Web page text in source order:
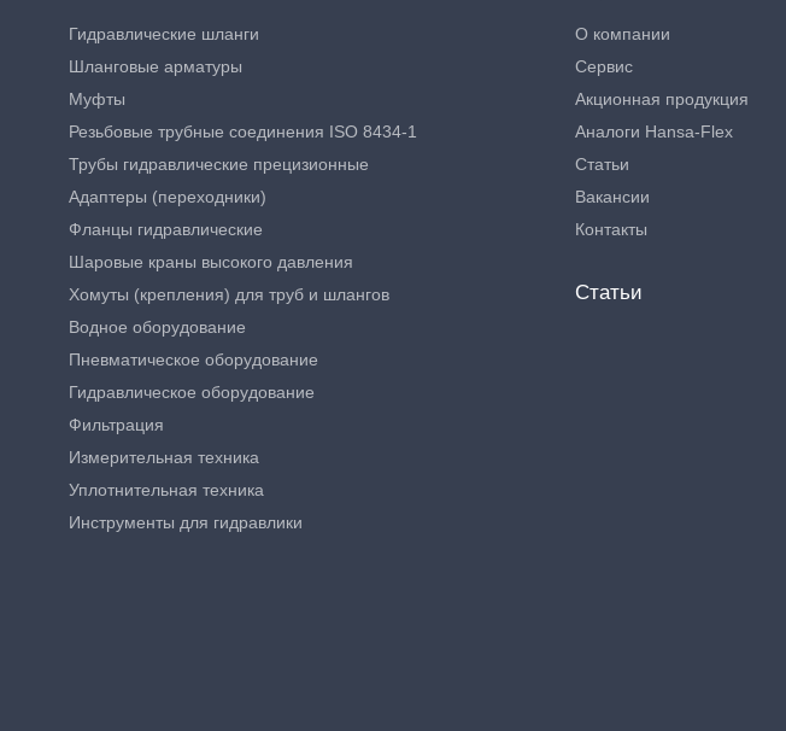
Гидравлические шланги
Шланговые арматуры
Муфты
Резьбовые трубные соединения ISO 8434-1
Трубы гидравлические прецизионные
Адаптеры (переходники)
Фланцы гидравлические
Шаровые краны высокого давления
Хомуты (крепления) для труб и шлангов
Водное оборудование
Пневматическое оборудование
Гидравлическое оборудование
Фильтрация
Измерительная техника
Уплотнительная техника
Инструменты для гидравлики
О компании
Сервис
Акционная продукция
Аналоги Hansa-Flex
Статьи
Вакансии
Контакты
Статьи